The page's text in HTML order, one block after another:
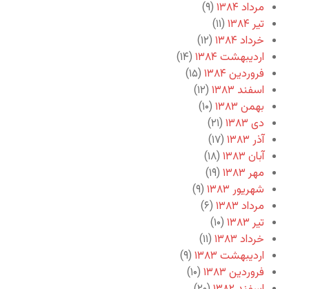
مرداد ۱۳۸۴
(۹)
تیر ۱۳۸۴
(۱۱)
خرداد ۱۳۸۴
(۱۲)
اردیبهشت ۱۳۸۴
(۱۴)
فروردین ۱۳۸۴
(۱۵)
اسفند ۱۳۸۳
(۱۲)
بهمن ۱۳۸۳
(۱۰)
دی ۱۳۸۳
(۲۱)
آذر ۱۳۸۳
(۱۷)
آبان ۱۳۸۳
(۱۸)
مهر ۱۳۸۳
(۱۹)
شهریور ۱۳۸۳
(۹)
مرداد ۱۳۸۳
(۶)
تیر ۱۳۸۳
(۱۰)
خرداد ۱۳۸۳
(۱۱)
اردیبهشت ۱۳۸۳
(۹)
فروردین ۱۳۸۳
(۱۰)